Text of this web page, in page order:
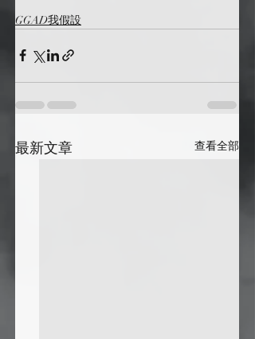
GGAD我假設
最新文章 查看全部